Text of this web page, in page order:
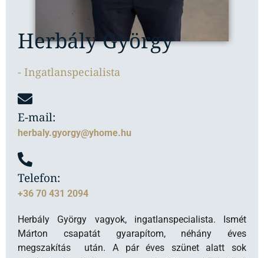
herbaly.gyorgy@yhome.hu
Telefon:
Herbály György vagyok, ingatlanspecialista. Ismét
Márton csapatát gyarapítom, néhány éves
mindent kipróbáltam, megméretettem különböző
szegmensekben, majd rá kellett jönnöm, hogy
értékesítési ág áll a legközelebb hozzám, itt érzem jól
magam, itt tudok kiteljesedni.
Tudom, hogy ingatlanost választani nem könnyű
feladat, aki elsőre ideálisnak tűnik, arról csak hónapok